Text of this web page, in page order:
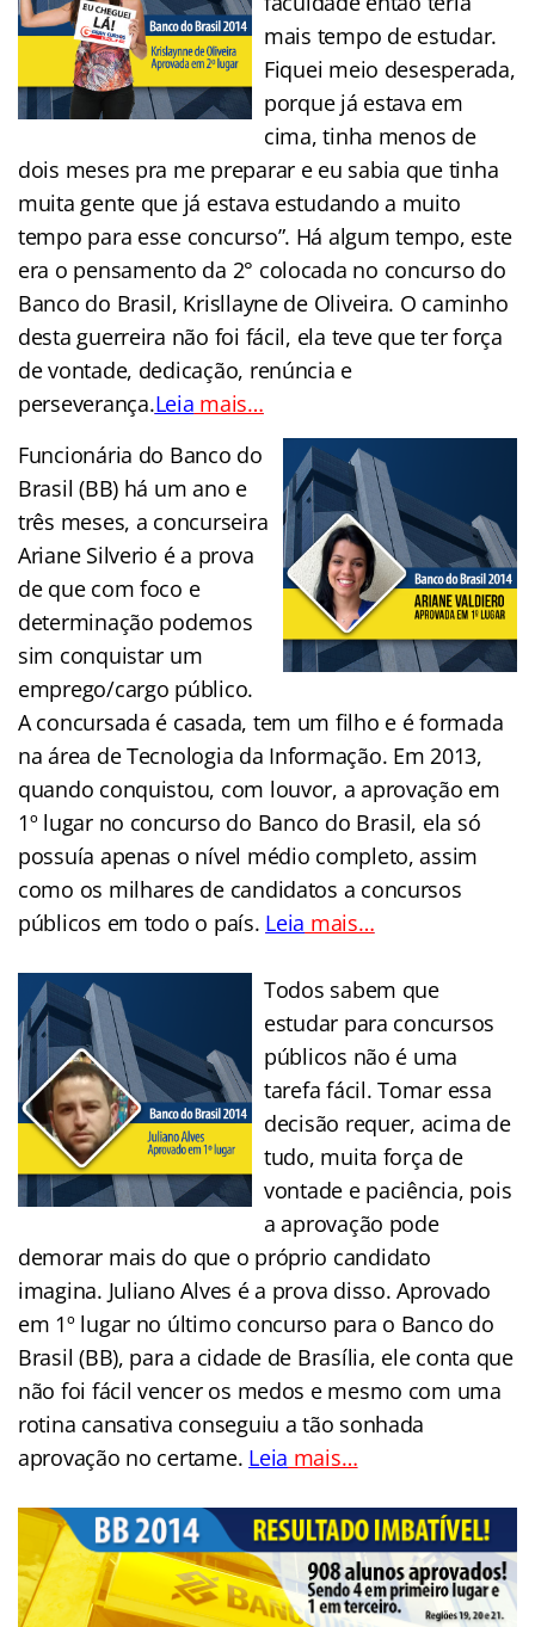
mais tempo de estudar.
Fiquei meio desesperada,
porque já estava em
cima, tinha menos de
dois meses pra me preparar e eu sabia que tinha
muita gente que já estava estudando a muito
tempo para esse concurso”. Há algum tempo, este
era o pensamento da 2° colocada no concurso do
Banco do Brasil, Krisllayne de Oliveira. O caminho
desta guerreira não foi fácil, ela teve que ter força
de vontade, dedicação, renúncia e
perseverança.Leia mais…
Funcionária do Banco do
Brasil (BB) há um ano e
três meses, a concurseira
Ariane Silverio é a prova
de que com foco e
determinação podemos
sim conquistar um
emprego/cargo público.
A concursada é casada, tem um filho e é formada
na área de Tecnologia da Informação. Em 2013,
quando conquistou, com louvor, a aprovação em
1º lugar no concurso do Banco do Brasil, ela só
possuía apenas o nível médio completo, assim
como os milhares de candidatos a concursos
públicos em todo o país. Leia mais…
Todos sabem que
estudar para concursos
públicos não é uma
tarefa fácil. Tomar essa
decisão requer, acima de
tudo, muita força de
vontade e paciência, pois
a aprovação pode
demorar mais do que o próprio candidato
imagina. Juliano Alves é a prova disso. Aprovado
em 1º lugar no último concurso para o Banco do
Brasil (BB), para a cidade de Brasília, ele conta que
não foi fácil vencer os medos e mesmo com uma
rotina cansativa conseguiu a tão sonhada
aprovação no certame. Leia mais…